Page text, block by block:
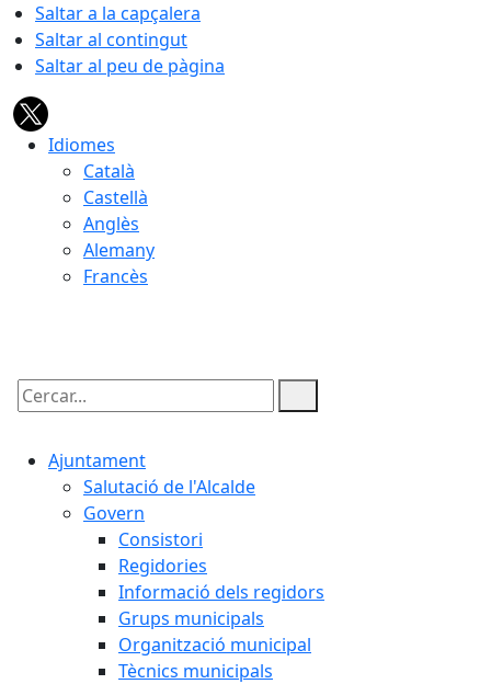
Saltar a la capçalera
Saltar al contingut
Saltar al peu de pàgina
Idiomes
Català
Castellà
Anglès
Alemany
Francès
Cercar:
Ajuntament
Salutació de l'Alcalde
Govern
Consistori
Regidories
Informació dels regidors
Grups municipals
Organització municipal
Tècnics municipals